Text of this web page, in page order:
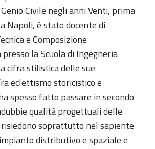
Civile negli anni Venti, prima
Napoli, è stato docente di
e Composizione
la Scuola di Ingegneria
cifra stilistica delle sue
eclettismo storicistico e
spesso fatto passare in secondo
qualità progettuali delle
risiedono soprattutto nel sapiente
distributivo e spaziale e